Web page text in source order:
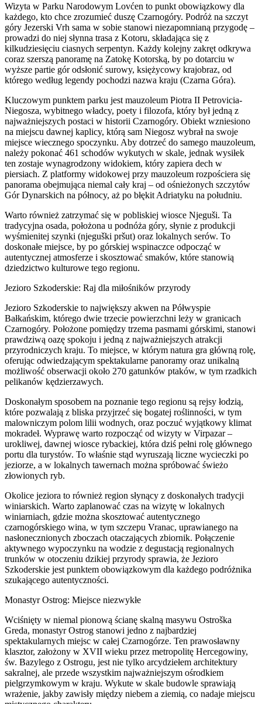
Wizyta w Parku Narodowym Lovćen to punkt obowiązkowy dla
każdego, kto chce zrozumieć duszę Czarnogóry. Podróż na szczyt
góry Jezerski Vrh sama w sobie stanowi niezapomnianą przygodę –
prowadzi do niej słynna trasa z Kotoru, składająca się z
kilkudziesięciu ciasnych serpentyn. Każdy kolejny zakręt odkrywa
coraz szerszą panoramę na Zatokę Kotorską, by po dotarciu w
wyższe partie gór odsłonić surowy, księżycowy krajobraz, od
którego według legendy pochodzi nazwa kraju (Czarna Góra).
Kluczowym punktem parku jest mauzoleum Piotra II Petrovicia-
Niegosza, wybitnego władcy, poety i filozofa, który był jedną z
najważniejszych postaci w historii Czarnogóry. Obiekt wzniesiono
na miejscu dawnej kaplicy, którą sam Niegosz wybrał na swoje
miejsce wiecznego spoczynku. Aby dotrzeć do samego mauzoleum,
należy pokonać 461 schodów wykutych w skale, jednak wysiłek
ten zostaje wynagrodzony widokiem, który zapiera dech w
piersiach. Z platformy widokowej przy mauzoleum rozpościera się
panorama obejmująca niemal cały kraj – od ośnieżonych szczytów
Gór Dynarskich na północy, aż po błękit Adriatyku na południu.
Warto również zatrzymać się w pobliskiej wiosce Njeguši. Ta
tradycyjna osada, położona u podnóża góry, słynie z produkcji
wyśmienitej szynki (njeguški pršut) oraz lokalnych serów. To
doskonałe miejsce, by po górskiej wspinaczce odpocząć w
autentycznej atmosferze i skosztować smaków, które stanowią
dziedzictwo kulturowe tego regionu.
Jezioro Szkoderskie: Raj dla miłośników przyrody
Jezioro Szkoderskie to największy akwen na Półwyspie
Bałkańskim, którego dwie trzecie powierzchni leży w granicach
Czarnogóry. Położone pomiędzy trzema pasmami górskimi, stanowi
prawdziwą oazę spokoju i jedną z najważniejszych atrakcji
przyrodniczych kraju. To miejsce, w którym natura gra główną rolę,
oferując odwiedzającym spektakularne panoramy oraz unikalną
możliwość obserwacji około 270 gatunków ptaków, w tym rzadkich
pelikanów kędzierzawych.
Doskonałym sposobem na poznanie tego regionu są rejsy łodzią,
które pozwalają z bliska przyjrzeć się bogatej roślinności, w tym
malowniczym polom lilii wodnych, oraz poczuć wyjątkowy klimat
mokradeł. Wyprawę warto rozpocząć od wizyty w Virpazar –
urokliwej, dawnej wiosce rybackiej, która dziś pełni rolę głównego
portu dla turystów. To właśnie stąd wyruszają liczne wycieczki po
jeziorze, a w lokalnych tawernach można spróbować świeżo
złowionych ryb.
Okolice jeziora to również region słynący z doskonałych tradycji
winiarskich. Warto zaplanować czas na wizytę w lokalnych
winiarniach, gdzie można skosztować autentycznego
czarnogórskiego wina, w tym szczepu Vranac, uprawianego na
nasłonecznionych zboczach otaczających zbiornik. Połączenie
aktywnego wypoczynku na wodzie z degustacją regionalnych
trunków w otoczeniu dzikiej przyrody sprawia, że Jezioro
Szkoderskie jest punktem obowiązkowym dla każdego podróżnika
szukającego autentyczności.
Monastyr Ostrog: Miejsce niezwykłe
Wciśnięty w niemal pionową ścianę skalną masywu Ostroška
Greda, monastyr Ostrog stanowi jedno z najbardziej
spektakularnych miejsc w całej Czarnogórze. Ten prawosławny
klasztor, założony w XVII wieku przez metropolitę Hercegowiny,
św. Bazylego z Ostrogu, jest nie tylko arcydziełem architektury
sakralnej, ale przede wszystkim najważniejszym ośrodkiem
pielgrzymkowym w kraju. Wykute w skale budowle sprawiają
wrażenie, jakby zawisły między niebem a ziemią, co nadaje miejscu